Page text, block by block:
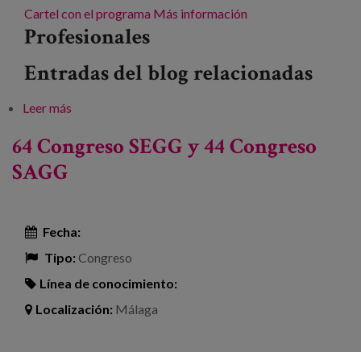
Cartel con el programa Más información
Profesionales
Entradas del blog relacionadas
Leer más
64 Congreso SEGG y 44 Congreso
SAGG
Fecha:
Tipo:Congreso
Línea de conocimiento:
Localización: Málaga